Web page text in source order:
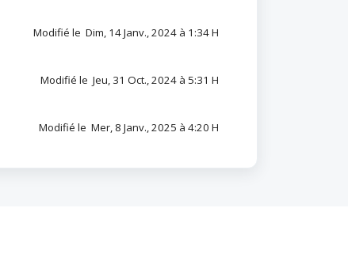
Modifié le Dim, 14 Janv., 2024 à 1:34 H
Modifié le Jeu, 31 Oct., 2024 à 5:31 H
Modifié le Mer, 8 Janv., 2025 à 4:20 H